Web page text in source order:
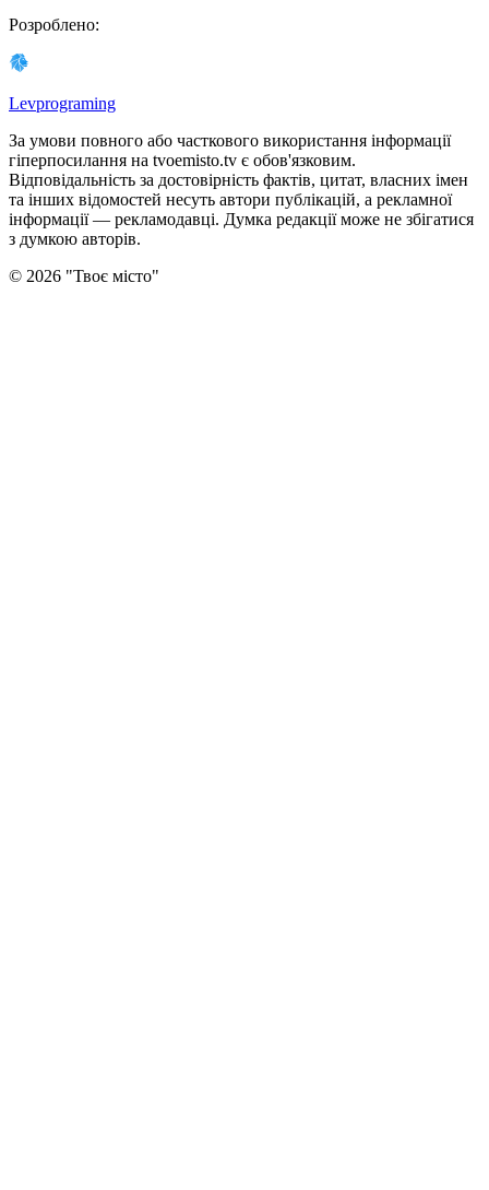
Розроблено:
Levprograming
За умови повного або часткового використання iнформацiї
гіперпосилання на tvoemisto.tv є обов'язковим.
Відповідальність за достовірність фактів, цитат, власних імен
та інших відомостей несуть автори публікацій, а рекламної
інформації — рекламодавці. Думка редакцiї може не збiгатися
з думкою авторiв.
© 2026 "Твоє місто"